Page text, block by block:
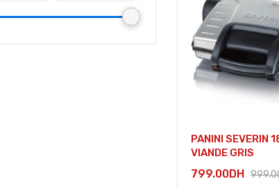
PANINI SEVERIN
VIANDE GRIS
799.00DH